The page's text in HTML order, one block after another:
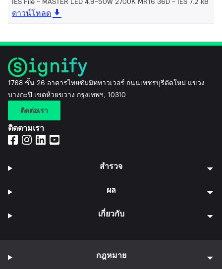
ดาวน์โหลด
1768 ชั้น 26 อาคารไทยซัมมิททาวเวอร์ ถนนเพชรบุรีตัดใหม่ แขวง
บางกะปิ เขตห้วยขวาง กรุงเทพฯ, 10310
ติดต่อเรา
ติดตามเรา
สำรวจ
ผล
เกี่ยวกับ
กฎหมาย